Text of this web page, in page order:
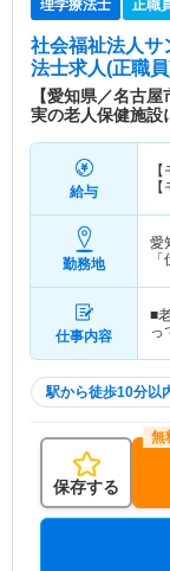
理学療法士 正職
社会福祉法人サ
法士求人(正職
【愛知県／名古
実の老人保健施設
給与
勤務地
愛
仕事内容
■
っ
駅から徒歩10分以
保存する